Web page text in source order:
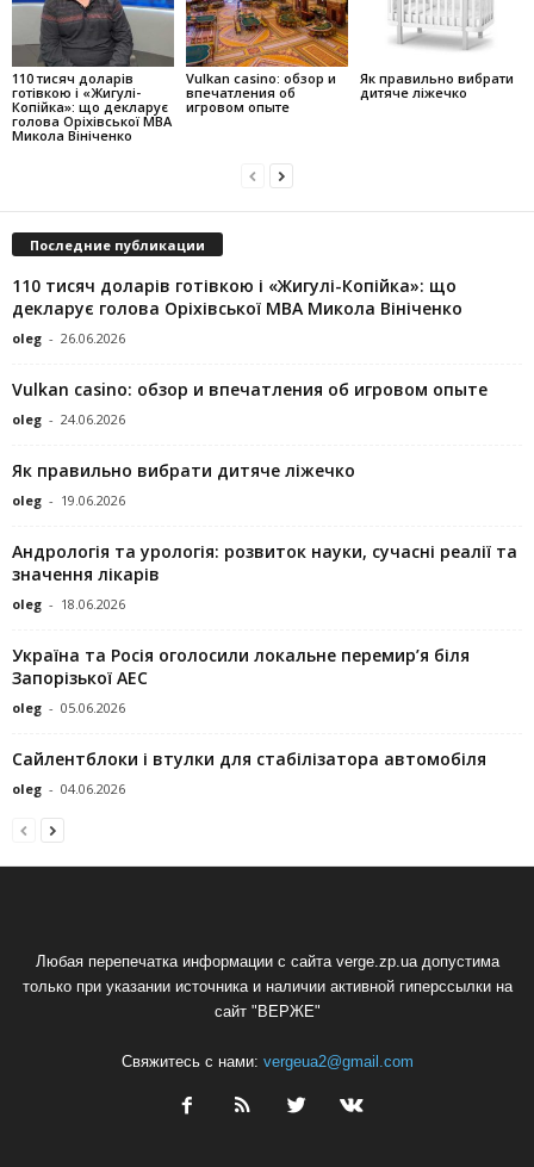
110 тисяч доларів
готівкою і «Жигулі-
Копійка»: що декларує
голова Оріхівської МВА
Микола Вініченко
Vulkan casino: обзор и
впечатления об
игровом опыте
Як правильно вибрати
дитяче ліжечко
Последние публикации
110 тисяч доларів готівкою і «Жигулі-Копійка»: що
декларує голова Оріхівської МВА Микола Вініченко
oleg - 26.06.2026
Vulkan casino: обзор и впечатления об игровом опыте
oleg - 24.06.2026
Як правильно вибрати дитяче ліжечко
oleg - 19.06.2026
Андрологія та урологія: розвиток науки, сучасні реалії та
значення лікарів
oleg - 18.06.2026
Україна та Росія оголосили локальне перемир’я біля
Запорізької АЕС
oleg - 05.06.2026
Сайлентблоки і втулки для стабілізатора автомобіля
oleg - 04.06.2026
Любая перепечатка информации с сайта verge.zp.ua допустима
только при указании источника и наличии активной гиперссылки на
сайт "ВЕРЖЕ"
Свяжитесь с нами: vergeua2@gmail.com